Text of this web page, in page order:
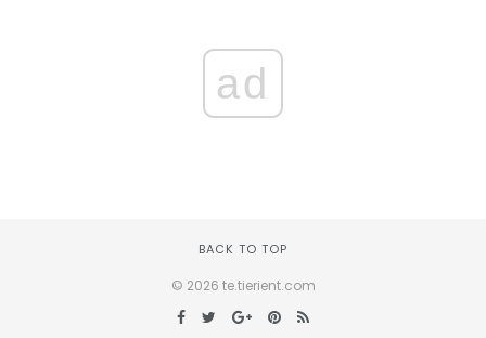
ad
BACK TO TOP
© 2026 te.tierient.com